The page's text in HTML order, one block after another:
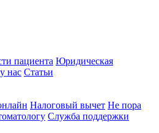
пациента Юридическая
нас Статьи
Налоговый вычет Не пора
Служба поддержки